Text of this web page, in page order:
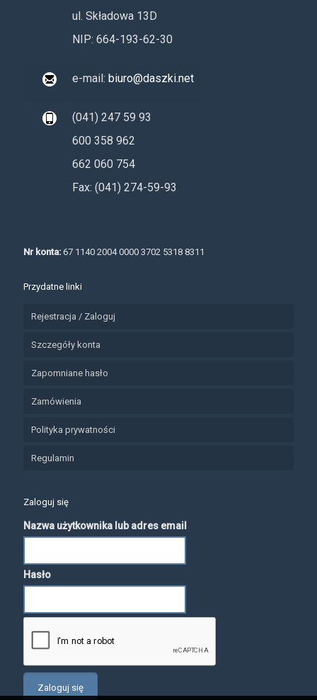
ul. Składowa 13D
NIP: 664-193-62-30
e-mail: biuro@daszki.net
(041) 247 59 93
600 358 962
662 060 754
Fax: (041) 274-59-93
Nr konta: 67 1140 2004 0000 3702 5318 8311
Przydatne linki
Rejestracja / Zaloguj
Szczegóły konta
Zapomniane hasło
Zamówienia
Polityka prywatności
Regulamin
Zaloguj się
Nazwa użytkownika lub adres email
Hasło